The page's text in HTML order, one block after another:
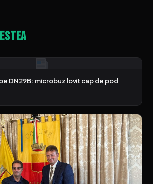
DN29B: microbuz lovit cap de pod